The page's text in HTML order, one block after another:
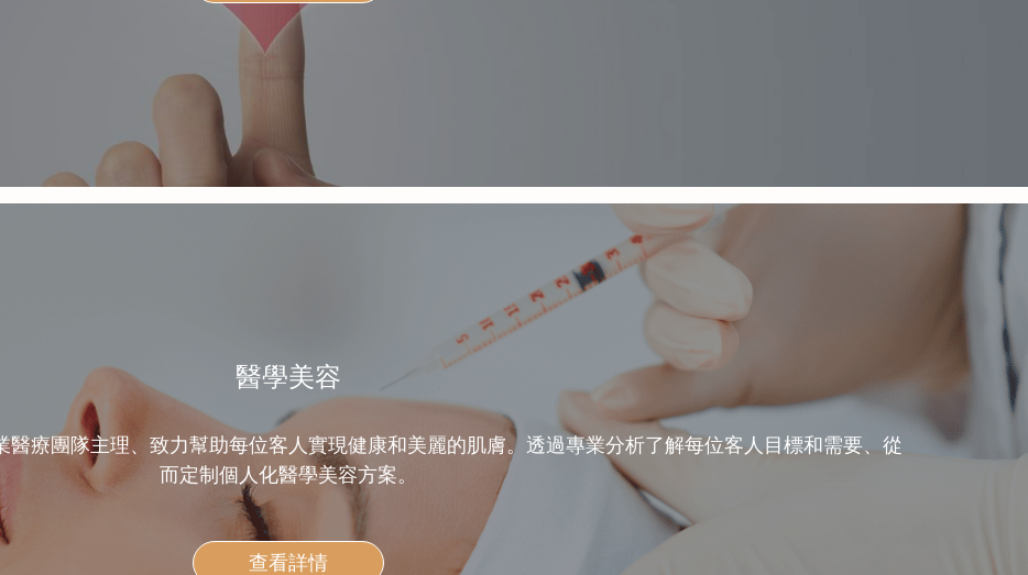
醫學美容
療團隊主理、致力幫助每位客人實現健康和美麗的肌膚。透過專業分析了解每位客人目標和需要、從
而定制個人化醫學美容方案。
查看詳情